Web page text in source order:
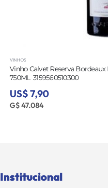
VINHOS
Vinho Calvet Reserva
750ML  3159560510300
US$ 7,90
G$ 47.084
Institucional